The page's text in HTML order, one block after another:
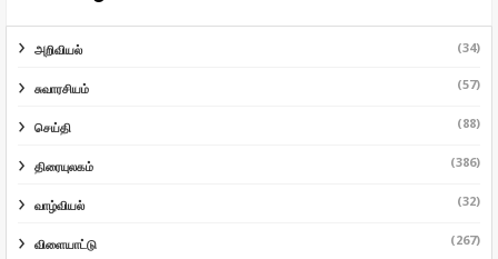
அறிவியல் (34)
சுவாரசியம் (57)
செய்தி (88)
திரையுலகம் (386)
வாழ்வியல் (32)
விளையாட்டு (267)